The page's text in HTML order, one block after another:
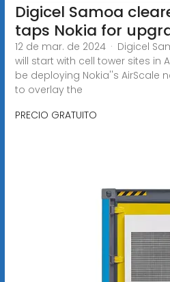
Digicel Samoa
taps Nokia for
12 de mar. de 2024 · Digicel
will start with cell tower sites in
be deploying Nokia''s AirScale
to overlay the
PRECIO GRATUITO